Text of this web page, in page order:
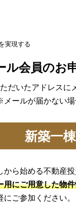
実現する
ル会員のお
だいたアドレスに
ールが届かない場
新築一
から始める不動産
用にご用意した物
にご参加ください。